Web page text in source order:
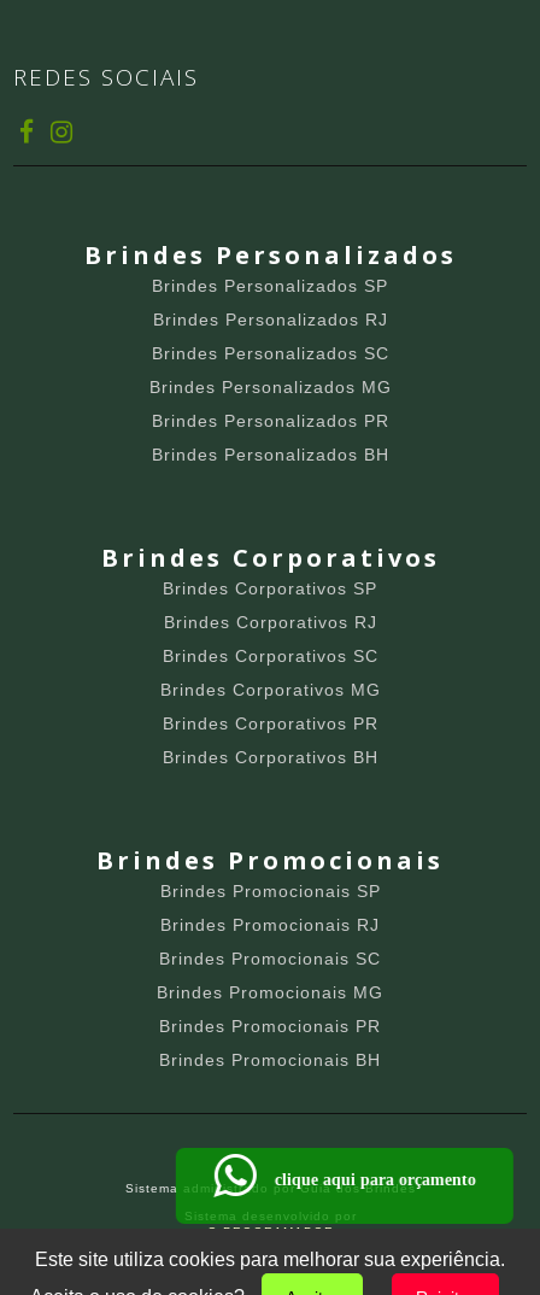
REDES SOCIAIS
Brindes Personalizados
Brindes Personalizados SP
Brindes Personalizados RJ
Brindes Personalizados SC
Brindes Personalizados MG
Brindes Personalizados PR
Brindes Personalizados BH
Brindes Corporativos
Brindes Corporativos SP
Brindes Corporativos RJ
Brindes Corporativos SC
Brindes Corporativos MG
Brindes Corporativos PR
Brindes Corporativos BH
Brindes Promocionais
Brindes Promocionais SP
Brindes Promocionais RJ
Brindes Promocionais SC
Brindes Promocionais MG
Brindes Promocionais PR
Brindes Promocionais BH
Sistema administrado porGuia dos Brindes
Sistema desenvolvido por
O PROGRAMADOR
clique aqui para orçamento
Este site utiliza cookies para melhorar sua experiência.